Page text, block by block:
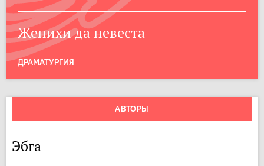
Женихи да невеста
ДРАМАТУРГИЯ
АВТОРЫ
Эбга